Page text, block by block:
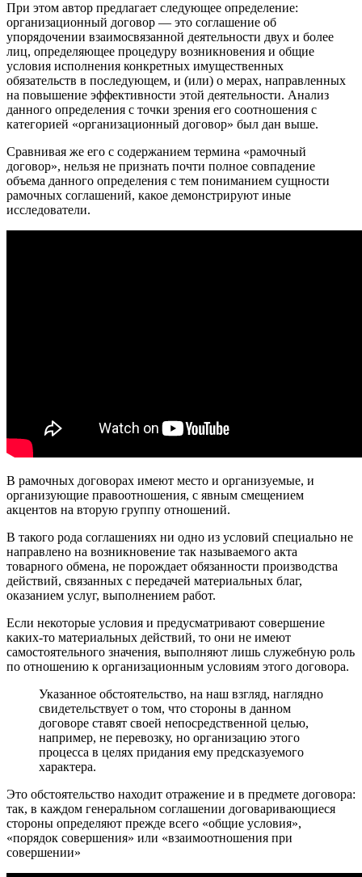
При этом автор предлагает следующее определение:
организационный договор — это соглашение об
упорядочении взаимосвязанной деятельности двух и более
лиц, определяющее процедуру возникновения и общие
условия исполнения конкретных имущественных
обязательств в последующем, и (или) о мерах, направленных
на повышение эффективности этой деятельности. Анализ
данного определения с точки зрения его соотношения с
категорией «организационный договор» был дан выше.
Сравнивая же его с содержанием термина «рамочный
договор», нельзя не признать почти полное совпадение
объема данного определения с тем пониманием сущности
рамочных соглашений, какое демонстрируют иные
исследователи.
В рамочных договорах имеют место и организуемые, и
организующие правоотношения, с явным смещением
акцентов на вторую группу отношений.
В такого рода соглашениях ни одно из условий специально не
направлено на возникновение так называемого акта
товарного обмена, не порождает обязанности производства
действий, связанных с передачей материальных благ,
оказанием услуг, выполнением работ.
Если некоторые условия и предусматривают совершение
каких-то материальных действий, то они не имеют
самостоятельного значения, выполняют лишь служебную роль
по отношению к организационным условиям этого договора.
Указанное обстоятельство, на наш взгляд, наглядно
свидетельствует о том, что стороны в данном
договоре ставят своей непосредственной целью,
например, не перевозку, но организацию этого
процесса в целях придания ему предсказуемого
характера.
Это обстоятельство находит отражение и в предмете договора:
так, в каждом генеральном соглашении договаривающиеся
стороны определяют прежде всего «общие условия»,
«порядок совершения» или «взаимоотношения при
совершении»